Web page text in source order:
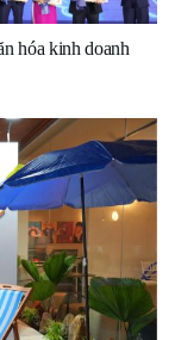
hóa kinh doanh